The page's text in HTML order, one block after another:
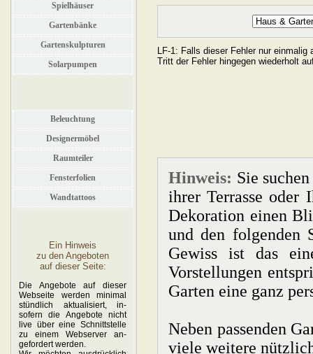
Spielhäuser
Gartenbänke
Gartenskulpturen
Solarpumpen
Beleuchtung
Designermöbel
Raumteiler
Fensterfolien
Wandtattoos
Ein Hinweis
zu den Angeboten
auf dieser Seite:
Die Angebote auf dieser
Webseite werden minimal
stündlich aktualisiert, in-
sofern die Angebote nicht
live über eine Schnittstelle
zu einem Webserver an-
gefordert werden.
Hinweis: Sie
ihrer Terrasse oder
Dekoration einen
und den folgenden
Gewiss ist das
Vorstellungen
Garten eine ganz
Neben passenden
viele weitere